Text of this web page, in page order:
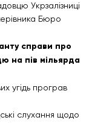
Укрзалізниці
Бюро
справи про
на пів мільярда
угідь програв
слухання щодо